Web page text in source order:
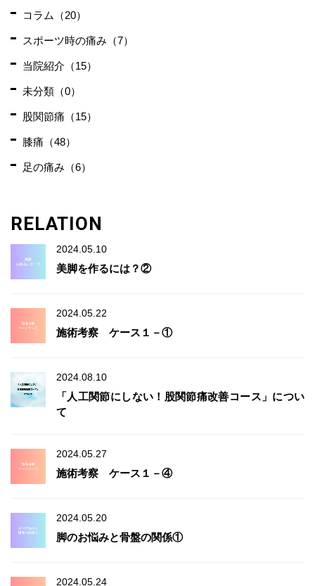
コラム（20）
スポーツ時の痛み（7）
当院紹介（15）
未分類（0）
股関節痛（15）
膝痛（48）
足の痛み（6）
RELATION
2024.05.10
美脚を作るには？②
2024.05.22
施術考察 ケース１－①
2024.08.10
「人工関節にしない！股関節痛改善コース」につい
て
2024.05.27
施術考察 ケース１－④
2024.05.20
脚のお悩みと骨盤の関係①
2024.05.24